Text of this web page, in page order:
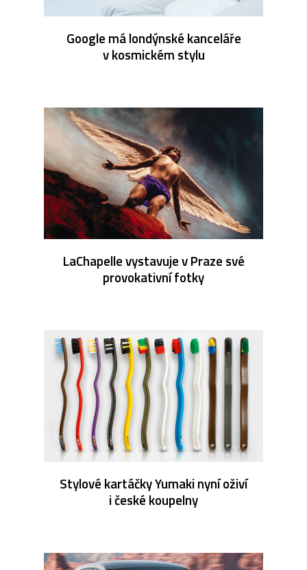
Google má londýnské kanceláře
v kosmickém stylu
LaChapelle vystavuje v Praze své
provokativní fotky
Stylové kartáčky Yumaki nyní oživí
i české koupelny